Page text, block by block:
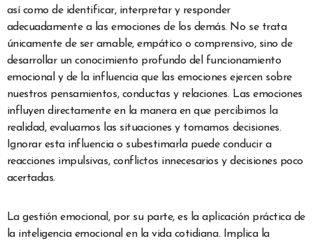
así como de identificar, interpretar y responder
adecuadamente a las emociones de los demás. No se trata
únicamente de ser amable, empático o comprensivo, sino de
desarrollar un conocimiento profundo del funcionamiento
emocional y de la influencia que las emociones ejercen sobre
nuestros pensamientos, conductas y relaciones. Las emociones
influyen directamente en la manera en que percibimos la
realidad, evaluamos las situaciones y tomamos decisiones.
Ignorar esta influencia o subestimarla puede conducir a
reacciones impulsivas, conflictos innecesarios y decisiones poco
acertadas.
La gestión emocional, por su parte, es la aplicación práctica de
la inteligencia emocional en la vida cotidiana. Implica la